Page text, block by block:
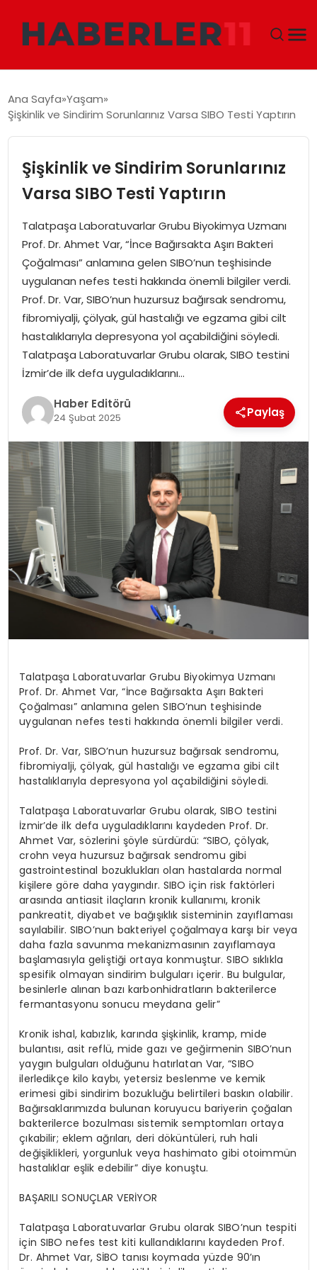
DÜNYA
EKONOMI
SIYASET
TEKNOLOJI
EĞITIM
Ana Sayfa Yaşam
Şişkinlik ve Sindirim Sorunlarınız Varsa SIBO Testi Yaptırın
Şişkinlik ve Sindirim Sorunlarınız
Varsa SIBO Testi Yaptırın
Talatpaşa Laboratuvarlar Grubu Biyokimya Uzmanı
Prof. Dr. Ahmet Var, “İnce Bağırsakta Aşırı Bakteri
Çoğalması” anlamına gelen SIBO’nun teşhisinde
uygulanan nefes testi hakkında önemli bilgiler verdi.
Prof. Dr. Var, SIBO’nun huzursuz bağırsak sendromu,
fibromiyalji, çölyak, gül hastalığı ve egzama gibi cilt
hastalıklarıyla depresyona yol açabildiğini söyledi.
Talatpaşa Laboratuvarlar Grubu olarak, SIBO testini
İzmir’de ilk defa uyguladıklarını…
Haber Editörü
24 Şubat 2025 Paylaş
Talatpaşa Laboratuvarlar Grubu Biyokimya Uzmanı
Prof. Dr. Ahmet Var, “İnce Bağırsakta Aşırı Bakteri
Çoğalması” anlamına gelen SIBO’nun teşhisinde
uygulanan nefes testi hakkında önemli bilgiler verdi.
Prof. Dr. Var, SIBO’nun huzursuz bağırsak sendromu,
fibromiyalji, çölyak, gül hastalığı ve egzama gibi cilt
hastalıklarıyla depresyona yol açabildiğini söyledi.
Talatpaşa Laboratuvarlar Grubu olarak, SIBO testini
İzmir’de ilk defa uyguladıklarını kaydeden Prof. Dr.
Ahmet Var, sözlerini şöyle sürdürdü: “SIBO, çölyak,
crohn veya huzursuz bağırsak sendromu gibi
gastrointestinal bozuklukları olan hastalarda normal
kişilere göre daha yaygındır. SIBO için risk faktörleri
arasında antiasit ilaçların kronik kullanımı, kronik
pankreatit, diyabet ve bağışıklık sisteminin zayıflaması
sayılabilir. SIBO’nun bakteriyel çoğalmaya karşı bir veya
daha fazla savunma mekanizmasının zayıflamaya
başlamasıyla geliştiği ortaya konmuştur. SIBO sıklıkla
spesifik olmayan sindirim bulguları içerir. Bu bulgular,
besinlerle alınan bazı karbonhidratların bakterilerce
fermantasyonu sonucu meydana gelir”
Kronik ishal, kabızlık, karında şişkinlik, kramp, mide
bulantısı, asit reflü, mide gazı ve geğirmenin SIBO’nun
yaygın bulguları olduğunu hatırlatan Var, “SIBO
ilerledikçe kilo kaybı, yetersiz beslenme ve kemik
erimesi gibi sindirim bozukluğu belirtileri baskın olabilir.
Bağırsaklarımızda bulunan koruyucu bariyerin çoğalan
bakterilerce bozulması sistemik semptomları ortaya
çıkabilir; eklem ağrıları, deri döküntüleri, ruh hali
değişiklikleri, yorgunluk veya hashimato gibi otoimmün
hastalıklar eşlik edebilir” diye konuştu.
BAŞARILI SONUÇLAR VERİYOR
Talatpaşa Laboratuvarlar Grubu olarak SIBO’nun tespiti
için SIBO nefes test kiti kullandıklarını kaydeden Prof.
Dr. Ahmet Var, SİBO tanısı koymada yüzde 90’ın